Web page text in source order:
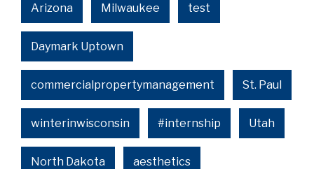
Arizona Milwaukee test
Daymark Uptown
commercialpropertymanagement St. Paul
winterinwisconsin #internship Utah
North Dakota aesthetics